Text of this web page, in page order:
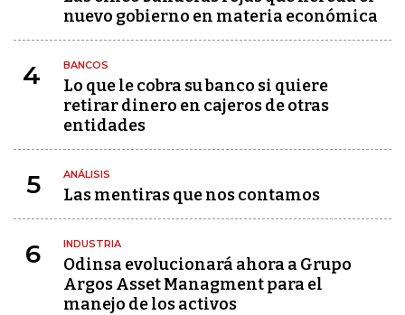
nuevo gobierno en materia económica
4 BANCOS
Lo que le cobra su banco si quiere
retirar dinero en cajeros de otras
entidades
5 ANÁLISIS
Las mentiras que nos contamos
6 INDUSTRIA
Odinsa evolucionará ahora a Grupo
Argos Asset Managment para el
manejo de los activos